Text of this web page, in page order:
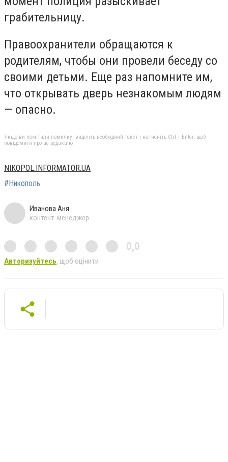
грабительницу.
Правоохранители обращаются к
родителям, чтобы они провели беседу со
своими детьми. Еще раз напомните им,
что открывать дверь незнакомым людям
— опасно.
Якщо ви помітили помилку, виділіть необхідний текст і натисніть Ctrl + Enter, щоб
повідомити про це редакцію
NIKOPOL.INFORMATOR.UA
#Никополь
Иванова Аня
контент-менеджер
0,0
Авторизуйтесь, щоб оцінити